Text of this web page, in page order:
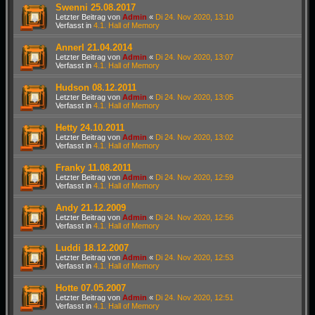
Swenni 25.08.2017
Letzter Beitrag von Admin « Di 24. Nov 2020, 13:10
Verfasst in 4.1. Hall of Memory
Annerl 21.04.2014
Letzter Beitrag von Admin « Di 24. Nov 2020, 13:07
Verfasst in 4.1. Hall of Memory
Hudson 08.12.2011
Letzter Beitrag von Admin « Di 24. Nov 2020, 13:05
Verfasst in 4.1. Hall of Memory
Hetty 24.10.2011
Letzter Beitrag von Admin « Di 24. Nov 2020, 13:02
Verfasst in 4.1. Hall of Memory
Franky 11.08.2011
Letzter Beitrag von Admin « Di 24. Nov 2020, 12:59
Verfasst in 4.1. Hall of Memory
Andy 21.12.2009
Letzter Beitrag von Admin « Di 24. Nov 2020, 12:56
Verfasst in 4.1. Hall of Memory
Luddi 18.12.2007
Letzter Beitrag von Admin « Di 24. Nov 2020, 12:53
Verfasst in 4.1. Hall of Memory
Hotte 07.05.2007
Letzter Beitrag von Admin « Di 24. Nov 2020, 12:51
Verfasst in 4.1. Hall of Memory